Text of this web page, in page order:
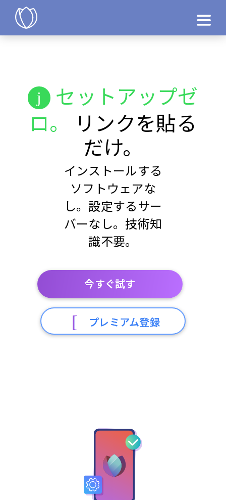
セットアップゼ
ロ。
リンクを貼る
だけ。
インストールする
ソフトウェアな
し。設定するサー
バーなし。技術知
識不要。
今すぐ試す
プレミアム登録